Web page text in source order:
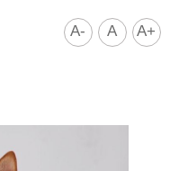
A- A A+